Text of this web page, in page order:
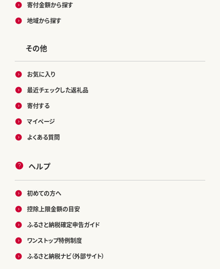
寄付金額から探す
地域から探す
その他
お気に入り
最近チェックした返礼品
寄付する
マイページ
よくある質問
ヘルプ
初めての方へ
控除上限金額の目安
ふるさと納税確定申告ガイド
ワンストップ特例制度
ふるさと納税ナビ（外部サイト）